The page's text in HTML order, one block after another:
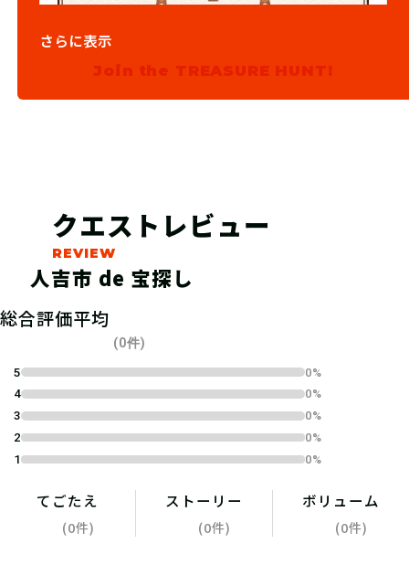
宝箱を発見できたらWEBで「宝発見
のキーワード」を報告しよう。詳しく
は参加冊子の「発見報告」の欄をチェ
ックしよう！
さらに表示
Join the TREASURE HUNT!
クエストレビュー
人吉市 de 宝探し
総合評価平均
(0件)
5
0%
4
0%
3
0%
2
0%
1
0%
てごたえ
(0件)
ストーリー
(0件)
ボリューム
(0件)